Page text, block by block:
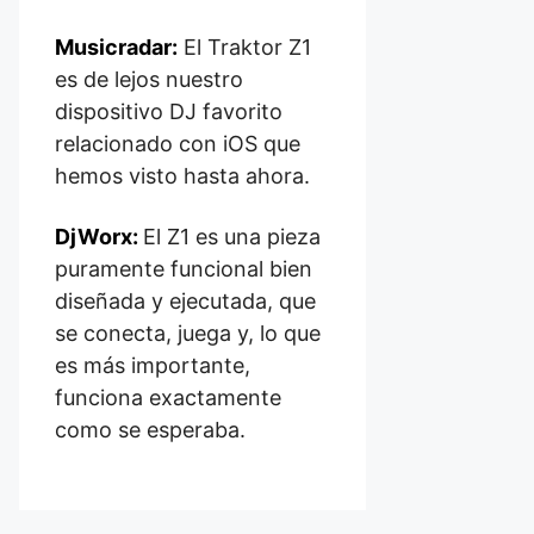
Musicradar: El Traktor Z1
es de lejos nuestro
dispositivo DJ favorito
relacionado con iOS que
hemos visto hasta ahora.
DjWorx: El Z1 es una pieza
puramente funcional bien
diseñada y ejecutada, que
se conecta, juega y, lo que
es más importante,
funciona exactamente
como se esperaba.